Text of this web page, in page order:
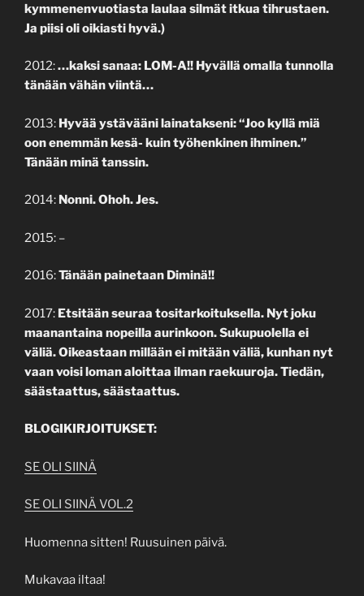
kymmenenvuotiasta laulaa silmät itkua tihrustaen.
Ja piisi oli oikiasti hyvä.)
2012:…kaksi sanaa: LOM-A!! Hyvällä omalla tunnolla
tänään vähän viintä…
2013: Hyvää ystävääni lainatakseni: “Joo kyllä miä
oon enemmän kesä- kuin työhenkinen ihminen.”
Tänään minä tanssin.
2014: Nonni. Ohoh. Jes.
2015: –
2016:Tänään painetaan Diminä!!
2017: Etsitään seuraa tositarkoituksella. Nyt joku
maanantaina nopeilla aurinkoon. Sukupuolella ei
väliä. Oikeastaan millään ei mitään väliä, kunhan nyt
vaan voisi loman aloittaa ilman raekuuroja. Tiedän,
säästaattus, säästaattus.
BLOGIKIRJOITUKSET:
SE OLI SIINÄ
SE OLI SIINÄ VOL.2
Huomenna sitten! Ruusuinen päivä.
Mukavaa iltaa!